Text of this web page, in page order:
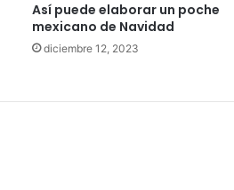
Así puede elaborar un poche
mexicano de Navidad
diciembre 12, 2023